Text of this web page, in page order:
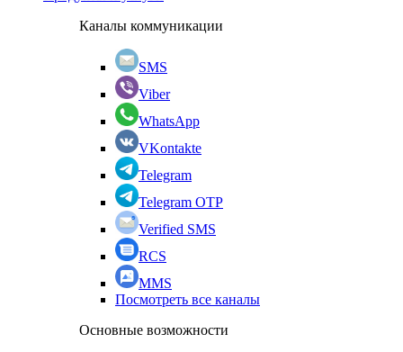
Каналы коммуникации
SMS
Viber
WhatsApp
VKontakte
Telegram
Telegram OTP
Verified SMS
RCS
MMS
Посмотреть все каналы
Основные возможности